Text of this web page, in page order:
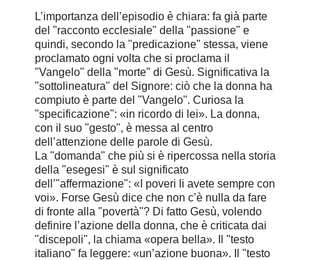
L’importanza dell’episodio è chiara: fa già parte
del "racconto ecclesiale" della "passione" e
quindi, secondo la "predicazione" stessa, viene
proclamato ogni volta che si proclama il
"Vangelo" della "morte" di Gesù. Significativa la
"sottolineatura" del Signore: ciò che la donna ha
compiuto è parte del "Vangelo". Curiosa la
"specificazione": «in ricordo di lei». La donna,
con il suo "gesto", è messa al centro
dell’attenzione delle parole di Gesù.
La "domanda" che più si è ripercossa nella storia
della "esegesi" è sul significato
dell’"affermazione": «I poveri li avete sempre con
voi». Forse Gesù dice che non c’è nulla da fare
di fronte alla "povertà"? Di fatto Gesù, volendo
definire l’azione della donna, che è criticata dai
"discepoli", la chiama «opera bella». Il "testo
italiano" fa leggere: «un’azione buona». Il "testo